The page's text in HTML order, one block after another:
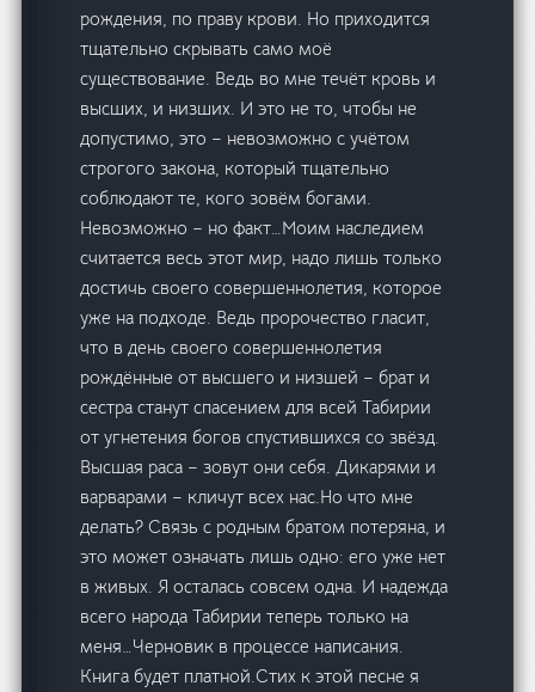
рождения, по праву крови. Но приходится
тщательно скрывать само моё
существование. Ведь во мне течёт кровь и
высших, и низших. И это не то, чтобы не
допустимо, это – невозможно с учётом
строгого закона, который тщательно
соблюдают те, кого зовём богами.
Невозможно – но факт…Моим наследием
считается весь этот мир, надо лишь только
достичь своего совершеннолетия, которое
уже на подходе. Ведь пророчество гласит,
что в день своего совершеннолетия
рождённые от высшего и низшей – брат и
сестра станут спасением для всей Табирии
от угнетения богов спустившихся со звёзд.
Высшая раса – зовут они себя. Дикарями и
варварами – кличут всех нас.Но что мне
делать? Связь с родным братом потеряна, и
это может означать лишь одно: его уже нет
в живых. Я осталась совсем одна. И надежда
всего народа Табирии теперь только на
меня…Черновик в процессе написания.
Книга будет платной.Стих к этой песне я